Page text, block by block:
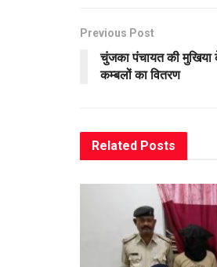
Previous Post
चुंजका पंचायत की मुखिया
कम्बलों का वितरण
Related Posts